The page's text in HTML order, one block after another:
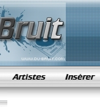
samples de rap